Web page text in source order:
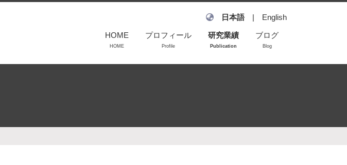
日本語 | English
HOME
HOME
プロフィール
Profile
研究業績
Publication
招待講演
ブログ
Blog